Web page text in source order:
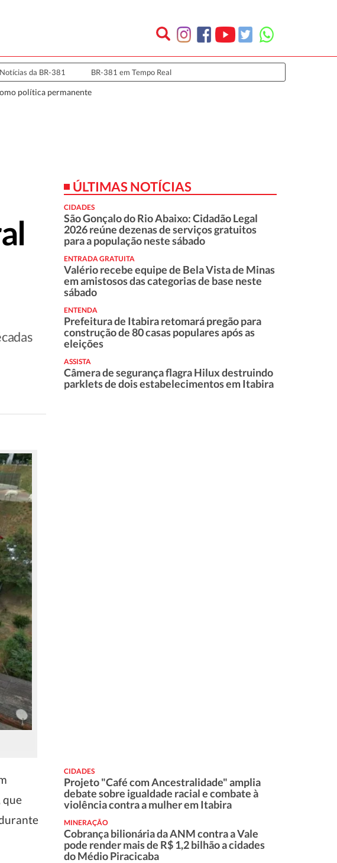
Notícias da BR-381 BR-381 em Tempo Real
política permanente
que
ÚLTIMAS NOTÍCIAS
CIDADES
São Gonçalo do Rio Abaixo: Cidadão Legal
2026 reúne dezenas de serviços gratuitos
para a população neste sábado
ENTRADA GRATUITA
Valério recebe equipe de Bela Vista de Minas
em amistosos das categorias de base neste
sábado
ENTENDA
Prefeitura de Itabira retomará pregão para
construção de 80 casas populares após as
eleições
ASSISTA
Câmera de segurança flagra Hilux destruindo
parklets de dois estabelecimentos em Itabira
CIDADES
Projeto "Café com Ancestralidade" amplia
debate sobre igualdade racial e combate à
violência contra a mulher em Itabira
MINERAÇÃO
Cobrança bilionária da ANM contra a Vale
pode render mais de R$ 1,2 bilhão a cidades
do Médio Piracicaba